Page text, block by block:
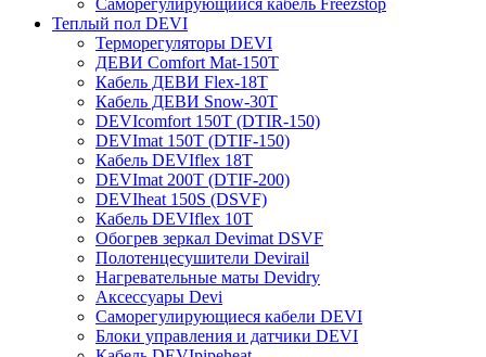
Cаморегулирующийся кабель Freezstop
Теплый пол DEVI
Терморегуляторы DEVI
ДЕВИ Comfort Mat-150T
Кабель ДЕВИ Flex-18T
Кабель ДЕВИ Snow-30T
DEVIcomfort 150T (DTIR-150)
DEVImat 150T (DTIF-150)
Кабель DEVIflex 18T
DEVImat 200T (DTIF-200)
DEVIheat 150S (DSVF)
Кабель DEVIflex 10T
Обогрев зеркал Devimat DSVF
Полотенцесушители Devirail
Нагревательные маты Devidry
Аксессуары Devi
Саморегулирующиеся кабели DEVI
Блоки управления и датчики DEVI